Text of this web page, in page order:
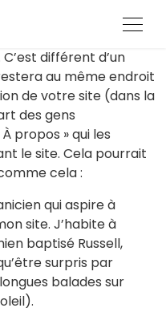
différent d’un
au même endroit
de votre site (dans la
des gens
propos » qui les
le site. Cela pourrait
cela :
qui aspire à
site. J’habite à
baptisé Russell,
surpris par
balades sur